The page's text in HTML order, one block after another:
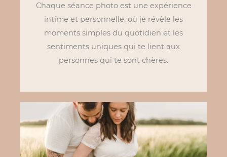
Chaque séance photo est une expérience
intime et personnelle, où je révèle les
moments simples du quotidien et les
sentiments uniques qui te lient aux
personnes qui te sont chères.